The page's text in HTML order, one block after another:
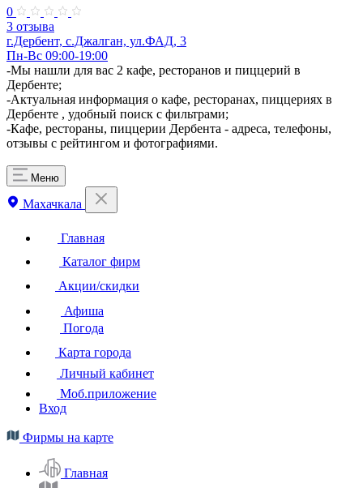
0
3 отзыва
г.Дербент, с.Джалган, ул.​ФАД, 3
Пн-Вс 09:00-19:00
-Мы нашли для вас 2 кафе, ресторанов и пиццерий в
Дербенте;
-Актуальная информация о кафе, ресторанах, пиццериях в
Дербенте , удобный поиск с фильтрами;
-Кафе, рестораны, пиццерии Дербента - адреса, телефоны,
отзывы с рейтингом и фотографиями.
Меню
Махачкала
Главная
Каталог фирм
Акции/скидки
Афиша
Погода
Карта города
Личный кабинет
Моб.приложение
Вход
Фирмы на карте
Главная